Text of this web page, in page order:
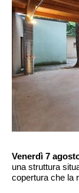
Venerdì 7
una struttura
copertura che la